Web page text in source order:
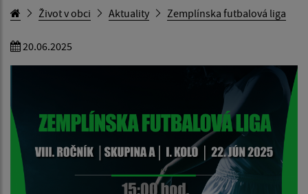
Život v obci Aktuality Zemplínska futbalová liga
20.06.2025